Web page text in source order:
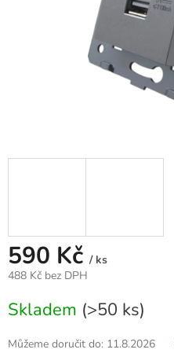
590 Kč / ks
488 Kč bez DPH
cena:
Skladem (>50 ks)
Můžeme doručit do: 11.8.2026